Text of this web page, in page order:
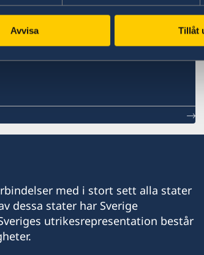
Avvisa Tillåt
med i stort sett alla stater
dessa stater har Sverige
utrikesrepresentation består